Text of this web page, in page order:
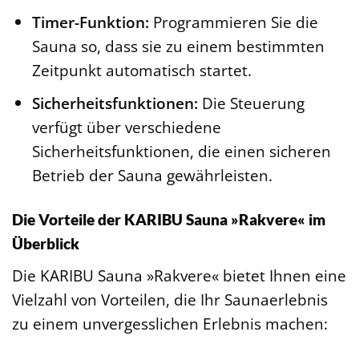
Timer-Funktion: Programmieren Sie die
Sauna so, dass sie zu einem bestimmten
Zeitpunkt automatisch startet.
Sicherheitsfunktionen: Die Steuerung
verfügt über verschiedene
Sicherheitsfunktionen, die einen sicheren
Betrieb der Sauna gewährleisten.
Die Vorteile der KARIBU Sauna »Rakvere« im
Überblick
Die KARIBU Sauna »Rakvere« bietet Ihnen eine
Vielzahl von Vorteilen, die Ihr Saunaerlebnis
zu einem unvergesslichen Erlebnis machen: